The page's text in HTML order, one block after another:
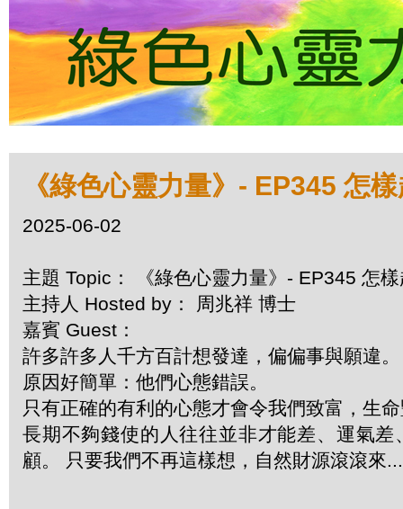
《綠色心靈力量》- EP345 怎
2025-06-02
主題 Topic： 《綠色心靈力量》- EP345 怎
主持人 Hosted by： 周兆祥 博士
嘉賓 Guest：
許多許多人千方百計想發達，偏偏事與願違
原因好簡單：他們心態錯誤。
只有正確的有利的心態才會令我們致富，生
長期不夠錢使的人往往並非才能差、運氣
顧。 只要我們不再這樣想，自然財源滾滾來